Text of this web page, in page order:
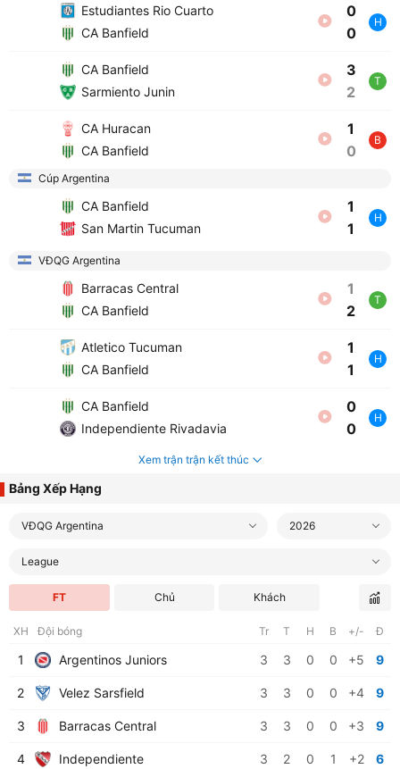
Estudiantes Rio Cuarto
CA Banfield
0
0
H
CA Banfield
Sarmiento Junin
3
2
T
CA Huracan
CA Banfield
1
0
B
Cúp Argentina
CA Banfield
San Martin Tucuman
1
1
H
VĐQG Argentina
Barracas Central
CA Banfield
1
2
T
Atletico Tucuman
CA Banfield
1
1
H
CA Banfield
Independiente Rivadavia
0
0
H
Xem trận trận kết thúc
Bảng Xếp Hạng
VĐQG Argentina 2026
League
FT Chủ Khách
XH Đội bóng Tr T H B +/- Đ
1 Argentinos Juniors 3 3 0 0 +5 9
2 Velez Sarsfield 3 3 0 0 +4 9
3 Barracas Central 3 3 0 0 +3 9
4 Independiente 3 2 0 1 +2 6